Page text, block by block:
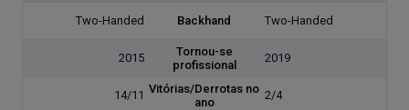
Two-Handed Backhand Two-Handed
2015
Tornou-se
profissional
2019
14/11 Vitórias/Derrotas no
ano
2/4